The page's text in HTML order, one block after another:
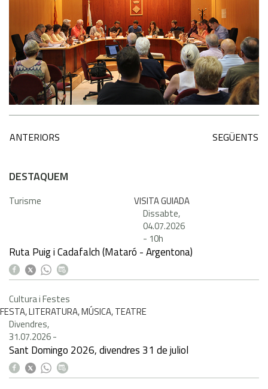
ANTERIORS SEGÜENTS
DESTAQUEM
Turisme
VISITA GUIADA
Dissabte,
04.07.2026
- 10h
Ruta Puig i Cadafalch (Mataró - Argentona)
Cultura i Festes
FESTA, LITERATURA, MÚSICA, TEATRE
Divendres,
31.07.2026-
Sant Domingo 2026, divendres 31 de juliol